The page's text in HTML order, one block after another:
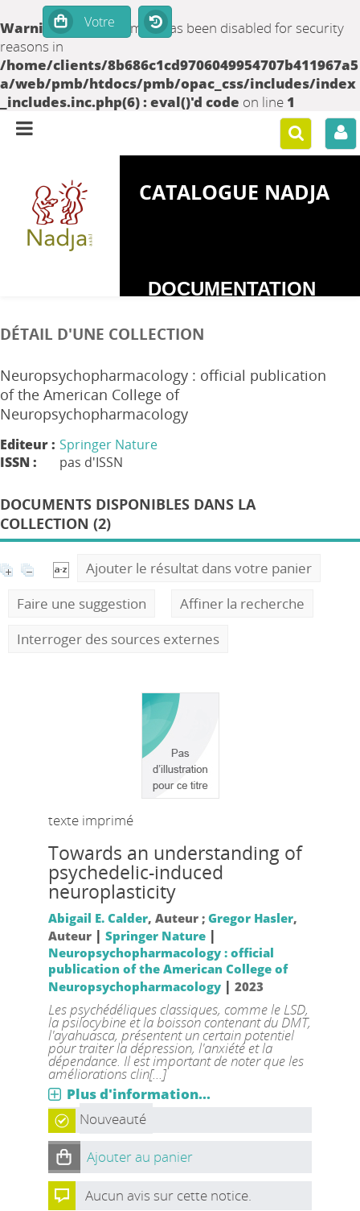
Warning: set_time_limit() has been disabled for security
reasons in
/home/clients/8b686c1cd9706049954707b411967a5
a/web/pmb/htdocs/pmb/opac_css/includes/index
_includes.inc.php(6) : eval()'d code on line 1
CATALOGUE NADJA
DOCUMENTATION
DEPENDANCES
DÉTAIL D'UNE COLLECTION
Neuropsychopharmacology : official publication
of the American College of
Neuropsychopharmacology
Editeur : Springer Nature
ISSN :
pas d'ISSN
DOCUMENTS DISPONIBLES DANS LA
COLLECTION (2)
Ajouter le résultat dans votre panier
Faire une suggestion
Affiner la recherche
Interroger des sources externes
texte imprimé
Towards an understanding of
psychedelic-induced
neuroplasticity
Abigail E. Calder, Auteur ; Gregor Hasler,
Auteur | Springer Nature|
Neuropsychopharmacology : official
publication of the American College of
Neuropsychopharmacology| 2023
Les psychédéliques classiques, comme le LSD,
la psilocybine et la boisson contenant du DMT,
l'ayahuasca, présentent un certain potentiel
pour traiter la dépression, l'anxiété et la
dépendance. Il est important de noter que les
améliorations clin[...]
Plus d'information...
Nouveauté
Ajouter au panier
Aucun avis sur cette notice.